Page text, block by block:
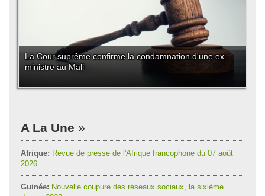
La Cour suprême confirme la condamnation d'une ex-
ministre au Mali
A La Une
Afrique: Revue de presse de l'Afrique francophone du 07 août
2026
Guinée: Nouvelle coupure des réseaux sociaux, la sixième